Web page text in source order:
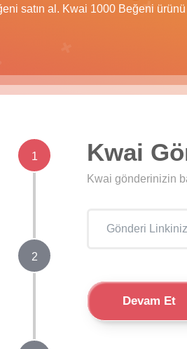
satın al. Kwai 1000 Beğeni
1
2
Kwai
Kwai gönderinizin
Devam Et